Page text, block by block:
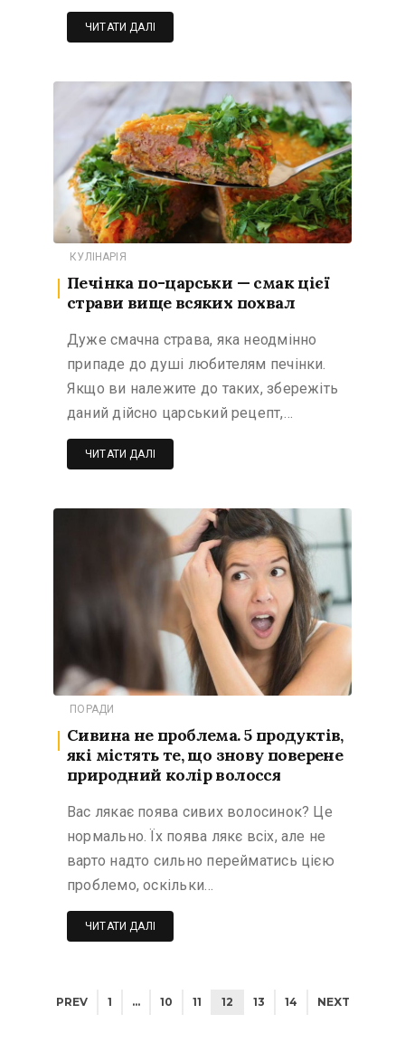
ЧИТАТИ ДАЛІ
КУЛІНАРІЯ
Печінка по-царськи — смак цієї
страви вище всяких похвал
Дуже смачна страва, яка неодмінно
припаде до душі любителям печінки.
Якщо ви належите до таких, збережіть
даний дійсно царський рецепт,…
ЧИТАТИ ДАЛІ
ПОРАДИ
Сивина не проблема. 5 продуктів,
які містять те, що знову поверене
природний колір волосся
Вас лякає поява сивих волосинок? Це
нормально. Їх поява лякє всіх, але не
варто надто сильно перейматись цією
проблемо, оскільки…
ЧИТАТИ ДАЛІ
PREV 1 … 10 11 12 13 14 NEXT